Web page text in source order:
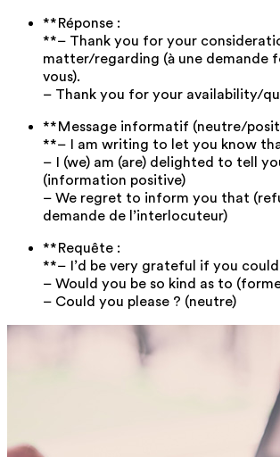
**Réponse :
**– Thank you for your
matter/regarding (à une demande
vous).
– Thank you for your availability/
**Message informatif (neutre/
**– I am writing to let you know
– I (we) am (are) delighted to tell
(information positive)
– We regret to inform you that
demande de l’interlocuteur)
**Requête :
**– I’d be very grateful if you
– Would you be so kind as to
– Could you please ? (neutre)